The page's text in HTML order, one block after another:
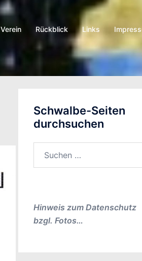
Verein Rückblick Links
Schwalbe-Seiten
durchsuchen
Hinweis zum Datenschutz
bzgl. Fotos…